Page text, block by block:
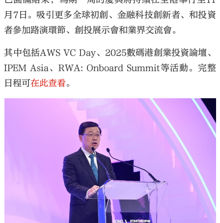
月7日。吸引更多全球初創、金融科技創新者、和投資
者參加路演環節、創投展示會和業界交流會。
其中包括AWS VC Day、2025數碼港創業投資論壇、
IPEM Asia、RWA: Onboard Summit等活動。完整
日程可在此查看。